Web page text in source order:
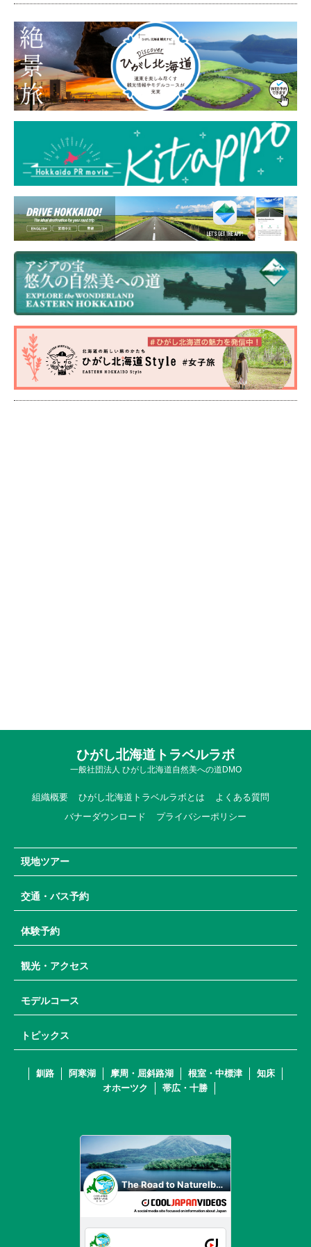
ひがし北海道トラベルラボ
一般社団法人 ひがし北海道自然美への道DMO
組織概要 ひがし北海道トラベルラボとは
よくある質問
バナーダウンロード
プライバシーポリシー
現地ツアー
交通・バス予約
体験予約
観光・アクセス
モデルコース
トピックス
釧路 阿寒湖 摩周・屈斜路湖 根室・中標津
知床
オホーツク
帯広・十勝